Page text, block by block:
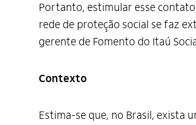
Portanto, estimular esse
rede de proteção social se faz
gerente de Fomento do Itaú
Contexto
Estima-se que, no Brasil, exista